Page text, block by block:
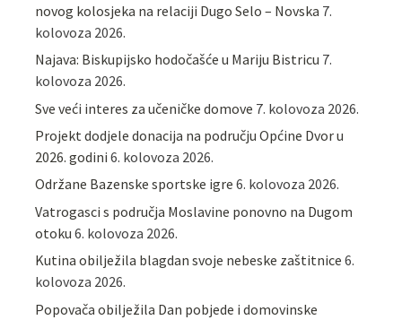
novog kolosjeka na relaciji Dugo Selo – Novska 7.
kolovoza 2026.
Najava: Biskupijsko hodočašće u Mariju Bistricu 7.
kolovoza 2026.
Sve veći interes za učeničke domove 7. kolovoza 2026.
Projekt dodjele donacija na području Općine Dvor u
2026. godini 6. kolovoza 2026.
Održane Bazenske sportske igre 6. kolovoza 2026.
Vatrogasci s područja Moslavine ponovno na Dugom
otoku 6. kolovoza 2026.
Kutina obilježila blagdan svoje nebeske zaštitnice 6.
kolovoza 2026.
Popovača obilježila Dan pobjede i domovinske